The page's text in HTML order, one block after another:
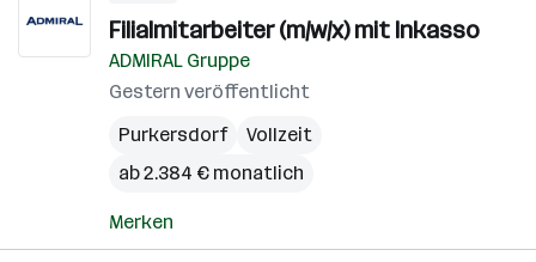
Filialmitarbeiter (m/w/x) mit Inkasso
ADMIRAL Gruppe
Gestern veröffentlicht
Purkersdorf
Vollzeit
ab 2.384 € monatlich
Merken